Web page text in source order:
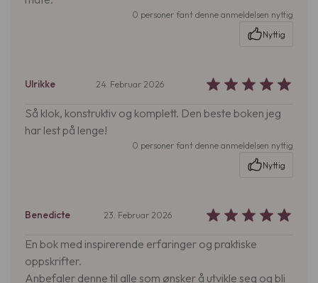
0 personer fant denne anmeldelsen nyttig
Nyttig
Ulrikke 24. Februar 2026
Så klok, konstruktiv og komplett. Den beste boken jeg
har lest på lenge!
0 personer fant denne anmeldelsen nyttig
Nyttig
Benedicte 23. Februar 2026
En bok med inspirerende erfaringer og praktiske
oppskrifter.
Anbefaler denne til alle som ønsker å utvikle seg og bli